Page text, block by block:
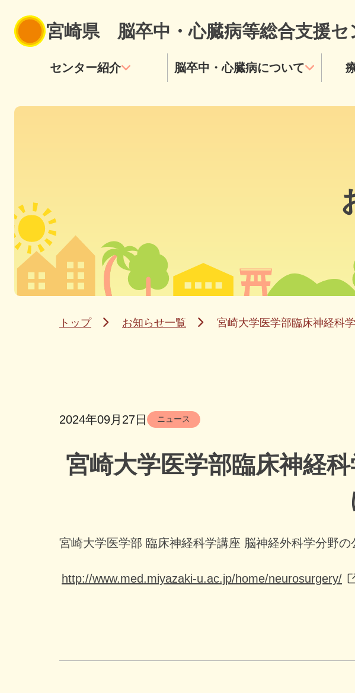
宮崎県 脳卒中・心臓病等総合支援セ
センター紹介 脳卒中・心臓病について
トップ お知らせ一覧 宮崎大学医学部臨床神経科
2024年09月27日 ニュース
宮崎大学医学部臨床神経
宮崎大学医学部 臨床神経科学講座 脳神経外科学分野の
http://www.med.miyazaki-u.ac.jp/home/neurosurgery/